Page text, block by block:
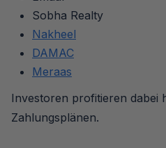
Sobha Realty
Nakheel
DAMAC
Meraas
Investoren profitieren dabei
Zahlungsplänen.